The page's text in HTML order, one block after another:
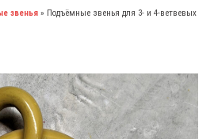
звенья » Подъёмные звенья для 3- и 4-ветвевых